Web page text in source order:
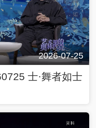
2026-07-25
士·舞者如士